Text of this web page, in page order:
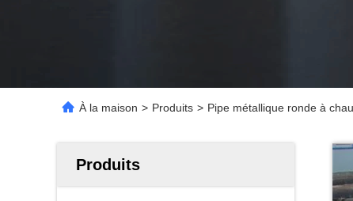
À la maison > Produits > Pipe métallique ronde à
Produits